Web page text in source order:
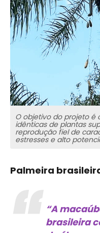
O objetivo do projeto é
idênticas de plantas
reprodução fiel de
estresses e alto
Palmeira
“A
brasileira